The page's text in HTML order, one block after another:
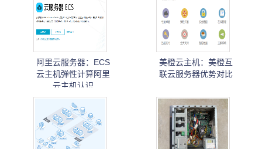
阿里云服务器：ECS
云主机弹性计算阿里
云主机认识
美橙云主机：美橙互
联云服务器优势对比